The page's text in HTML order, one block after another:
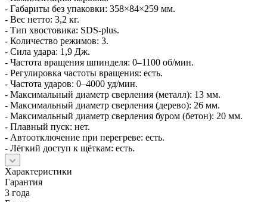
- Габариты без упаковки: 358×84×259 мм.
- Вес нетто: 3,2 кг.
- Тип хвостовика: SDS‑plus.
- Количество режимов: 3.
- Сила удара: 1,9 Дж.
- Частота вращения шпинделя: 0–1100 об/мин.
- Регулировка частоты вращения: есть.
- Частота ударов: 0–4000 уд/мин.
- Максимальный диаметр сверления (металл): 13 мм.
- Максимальный диаметр сверления (дерево): 26 мм.
- Максимальный диаметр сверления буром (бетон): 20 мм.
- Плавный пуск: нет.
- Автоотключение при перегреве: есть.
- Лёгкий доступ к щёткам: есть.
Характеристики
Гарантия
3 года